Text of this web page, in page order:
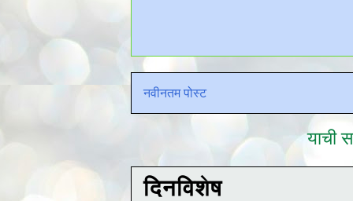
नवीनतम पोस्ट
याची
दिनविशेष